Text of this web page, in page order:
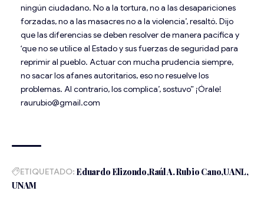
ningún ciudadano. No a la tortura, no a las desapariciones
forzadas, no a las masacres no a la violencia’, resaltó. Dijo
que las diferencias se deben resolver de manera pacífica y
‘que no se utilice al Estado y sus fuerzas de seguridad para
reprimir al pueblo. Actuar con mucha prudencia siempre,
no sacar los afanes autoritarios, eso no resuelve los
problemas. Al contrario, los complica’, sostuvo” ¡Órale!
raurubio@gmail.com
ETIQUETADO: Eduardo Elizondo Raúl A. Rubio Cano UANL
UNAM